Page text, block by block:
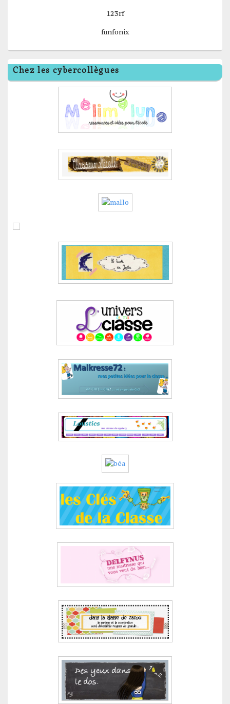
123rf
funfonix
Chez les cybercollègues